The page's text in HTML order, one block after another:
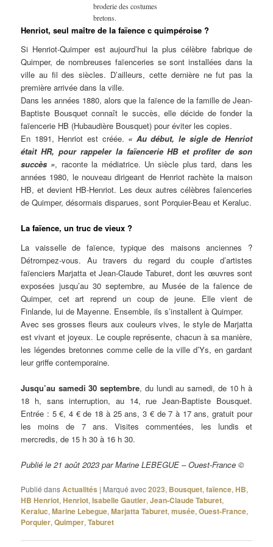
broderie des costumes
bretons.
Henriot, seul maître de la faïence c quimpéroise ?
Si Henriot-Quimper est aujourd’hui la plus célèbre fabrique de
Quimper, de nombreuses faïenceries se sont installées dans la
ville au fil des siècles. D’ailleurs, cette dernière ne fut pas la
première arrivée dans la ville.
Dans les années 1880, alors que la faïence de la famille de Jean-
Baptiste Bousquet connaît le succès, elle décide de fonder la
faïencerie HB (Hubaudière Bousquet) pour éviter les copies.
En 1891, Henriot est créée. « Au début, le sigle de Henriot
était HR, pour rappeler la faïencerie HB et profiter de son
succès », raconte la médiatrice. Un siècle plus tard, dans les
années 1980, le nouveau dirigeant de Henriot rachète la maison
HB, et devient HB-Henriot. Les deux autres célèbres faïenceries
de Quimper, désormais disparues, sont Porquier-Beau et Keraluc.
La faïence, un truc de vieux ?
La vaisselle de faïence, typique des maisons anciennes ?
Détrompez-vous. Au travers du regard du couple d’artistes
faïenciers Marjatta et Jean-Claude Taburet, dont les œuvres sont
exposées jusqu’au 30 septembre, au Musée de la faïence de
Quimper, cet art reprend un coup de jeune. Elle vient de
Finlande, lui de Mayenne. Ensemble, ils s’installent à Quimper.
Avec ses grosses fleurs aux couleurs vives, le style de Marjatta
est vivant et joyeux. Le couple représente, chacun à sa manière,
les légendes bretonnes comme celle de la ville d’Ys, en gardant
leur griffe contemporaine.
Jusqu’au samedi 30 septembre, du lundi au samedi, de 10 h à
18 h, sans interruption, au 14, rue Jean-Baptiste Bousquet.
Entrée : 5 €, 4 € de 18 à 25 ans, 3 € de 7 à 17 ans, gratuit pour
les moins de 7 ans. Visites commentées, les lundis et
mercredis, de 15 h 30 à 16 h 30.
Publié le 21 août 2023 par Marine LEBEGUE – Ouest-France ©
Publié dansActualités | Marqué avec2023, Bousquet,faïence,HB,
HB Henriot,Henriot,Isabelle Gautier,Jean-Claude Taburet,
Keraluc,Marine Lebegue,Marjatta Taburet,musée,Ouest-France,
Porquier,Quimper,Taburet